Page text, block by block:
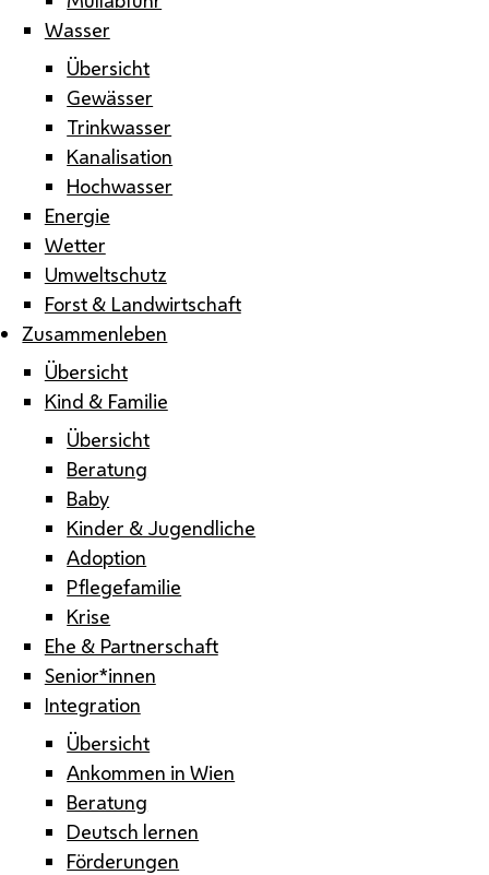
Wasser
Übersicht
Gewässer
Trinkwasser
Kanalisation
Hochwasser
Energie
Wetter
Umweltschutz
Forst & Landwirtschaft
Zusammenleben
Übersicht
Kind & Familie
Übersicht
Beratung
Baby
Kinder & Jugendliche
Adoption
Pflegefamilie
Krise
Ehe & Partnerschaft
Senior*innen
Integration
Übersicht
Ankommen in Wien
Beratung
Deutsch lernen
Förderungen